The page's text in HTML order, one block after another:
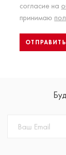
согласие на
принимаю